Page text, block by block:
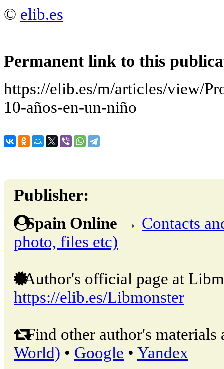
© elib.es
Permanent link to this
https://elib.es/m/articles/view/
10-años-en-un-niño
Publisher:
Spain Online → Contacts
photo, files etc)
Author's official page at
https://elib.es/Libmonster
Find other author's materials
World) • Google • Yandex